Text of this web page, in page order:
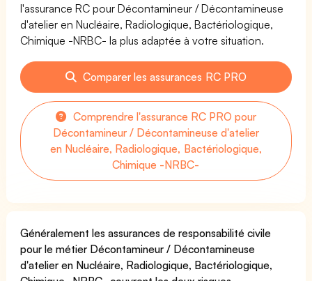
l'assurance RC pour Décontamineur / Décontamineuse
d'atelier en Nucléaire, Radiologique, Bactériologique,
Chimique -NRBC- la plus adaptée à votre situation.
Comparer les assurances RC PRO
Comprendre l'assurance RC PRO pour
Décontamineur / Décontamineuse d'atelier
en Nucléaire, Radiologique, Bactériologique,
Chimique -NRBC-
Généralement les assurances de responsabilité civile
pour le métier Décontamineur / Décontamineuse
d'atelier en Nucléaire, Radiologique, Bactériologique,